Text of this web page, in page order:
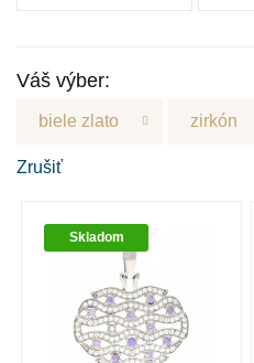
Váš výber:
biele zlato zirkón
Zrušiť
Skladom